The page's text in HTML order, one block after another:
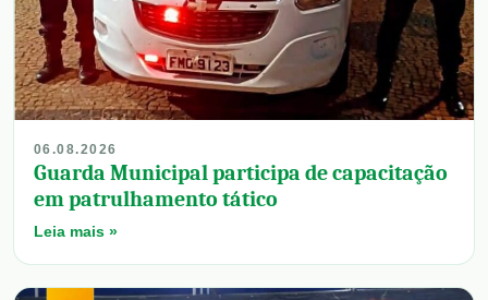
06.08.2026
Guarda Municipal participa de capacitação
em patrulhamento tático
Leia mais »